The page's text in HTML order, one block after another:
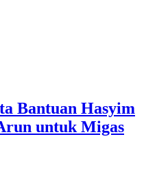
Bantuan Hasyim
untuk Migas